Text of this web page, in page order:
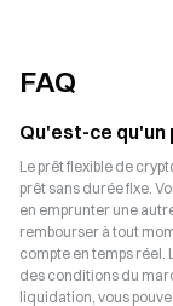
FAQ
Qu'est-ce
Le prêt flexible de
prêt sans durée fixe.
en emprunter une
rembourser à tout
compte en temps
des conditions du
liquidation, vous